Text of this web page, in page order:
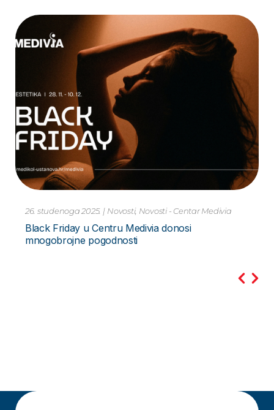
10. studenoga 2023. | Novosti
Pretraga PCR Metodom – za Hripavac –
Bordetella Pertussis Novo